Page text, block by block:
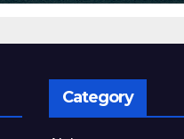
Category